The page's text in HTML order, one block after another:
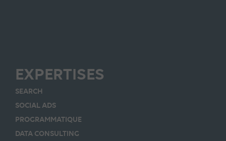
EXPERTISES
SEARCH
SOCIAL ADS
PROGRAMMATIQUE
DATA CONSULTING